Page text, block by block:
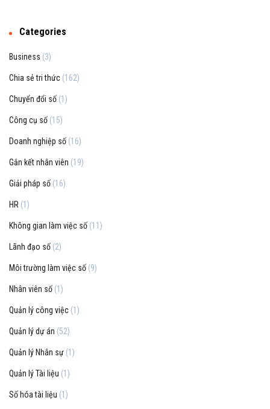
Categories
Business (3)
Chia sẻ tri thức (162)
Chuyển đổi số (1)
Công cụ số (15)
Doanh nghiệp số (16)
Gắn kết nhân viên (19)
Giải pháp số (16)
HR (1)
Không gian làm việc số (11)
Lãnh đạo số (2)
Môi trường làm việc số (9)
Nhân viên số (1)
Quản lý công việc (1)
Quản lý dự án (52)
Quản lý Nhân sự (1)
Quản lý Tài liệu (1)
Số hóa tài liệu (1)